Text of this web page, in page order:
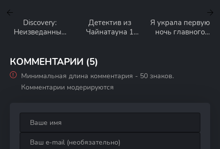
Discovery:
Неизведанный
Детектив из
Чайнатауна 1
Я украла первую
ночь главного
КОММЕНТАРИИ (5)
Минимальная длина комментария - 50 знаков.
Комментарии модерируются